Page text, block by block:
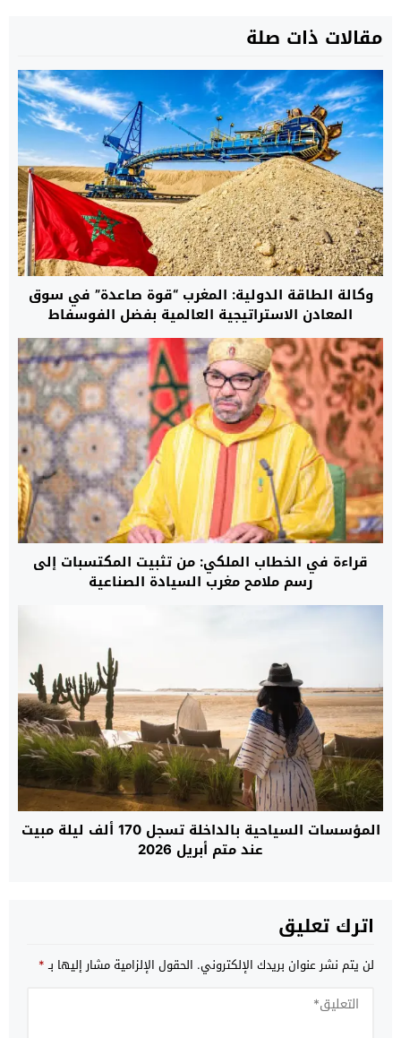
مقالات ذات صلة
وكالة الطاقة الدولية: المغرب “قوة صاعدة” في سوق
المعادن الاستراتيجية العالمية بفضل الفوسفاط
والكوبالت واستثماراته في صناعة البطاريات
قراءة في الخطاب الملكي: من تثبيت المكتسبات إلى
رسم ملامح مغرب السيادة الصناعية
المؤسسات السياحية بالداخلة تسجل 170 ألف ليلة مبيت
عند متم أبريل 2026
اترك تعليق
لن يتم نشر عنوان بريدك الإلكتروني. الحقول الإلزامية مشار إليها بـ*